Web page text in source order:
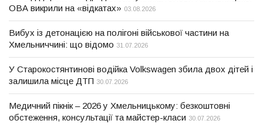
ОВА викрили на «відкатах» 03.08.2026
Вибух із детонацією на полігоні військової частини на
Хмельниччині: що відомо 31.07.2026
У Старокостянтинові водійка Volkswagen збила двох дітей і
залишила місце ДТП 30.07.2026
Медичний пікнік – 2026 у Хмельницькому: безкоштовні
обстеження, консультації та майстер-класи 30.07.2026